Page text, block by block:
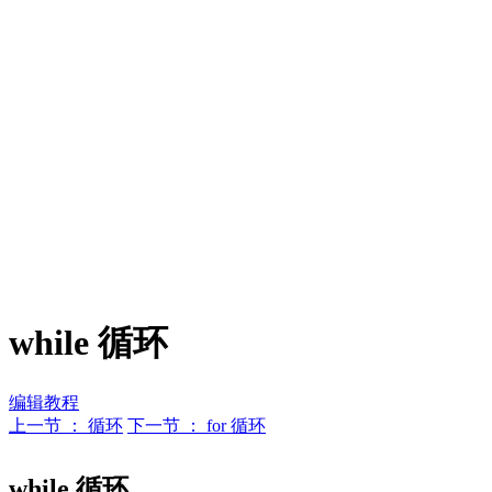
while 循环
编辑教程
上一节 ： 循环 下一节 ： for 循环